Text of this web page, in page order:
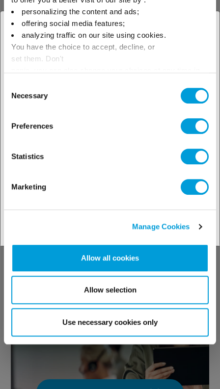
personalizing the content and ads;
offering social media features;
analyzing traffic on our site using cookies.
You have the choice to accept, decline, or
set them. Don't
Selection
Necessary
Preferences
Statistics
Marketing
Manage Cookies
Allow all cookies
Allow selection
Use necessary cookies only
× Cerrar
Seleccione su ubicación para
productos
Conozca nuestro
Contacte con
nosotros